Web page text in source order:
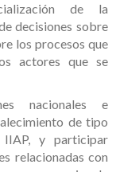
de la
decisiones sobre
los procesos que
actores que se
nacionales e
de tipo
y participar
relacionadas con